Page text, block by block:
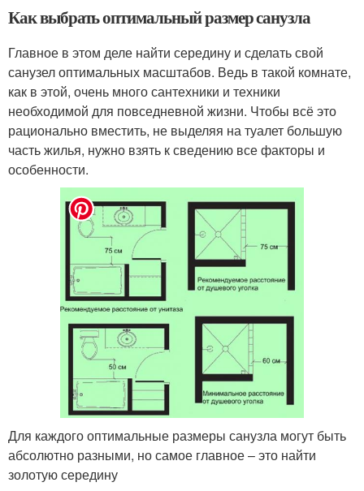
Как выбрать оптимальный размер санузла
Главное в этом деле найти середину и сделать свой
санузел оптимальных масштабов. Ведь в такой комнате,
как в этой, очень много сантехники и техники
необходимой для повседневной жизни. Чтобы всё это
рационально вместить, не выделяя на туалет большую
часть жилья, нужно взять к сведению все факторы и
особенности.
Для каждого оптимальные размеры санузла могут быть
абсолютно разными, но самое главное – это найти
золотую середину